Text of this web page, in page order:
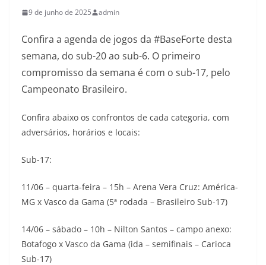
9 de junho de 2025 admin
Confira a agenda de jogos da #BaseForte desta
semana, do sub-20 ao sub-6. O primeiro
compromisso da semana é com o sub-17, pelo
Campeonato Brasileiro.
Confira abaixo os confrontos de cada categoria, com
adversários, horários e locais:
Sub-17:
11/06 – quarta-feira – 15h – Arena Vera Cruz: América-
MG x Vasco da Gama (5ª rodada – Brasileiro Sub-17)
14/06 – sábado – 10h – Nilton Santos – campo anexo:
Botafogo x Vasco da Gama (ida – semifinais – Carioca
Sub-17)